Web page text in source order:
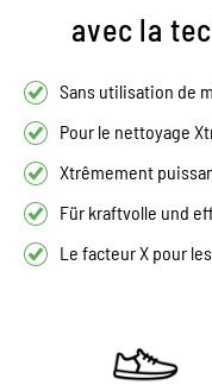
avec la
Sans utilisation de
Pour le nettoyage
Xtrêmement
Für kraftvolle und
Le facteur X pour